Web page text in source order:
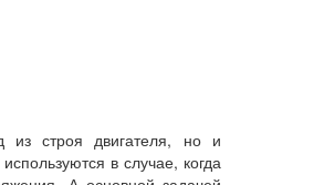
из строя двигателя, но и
в случае, когда